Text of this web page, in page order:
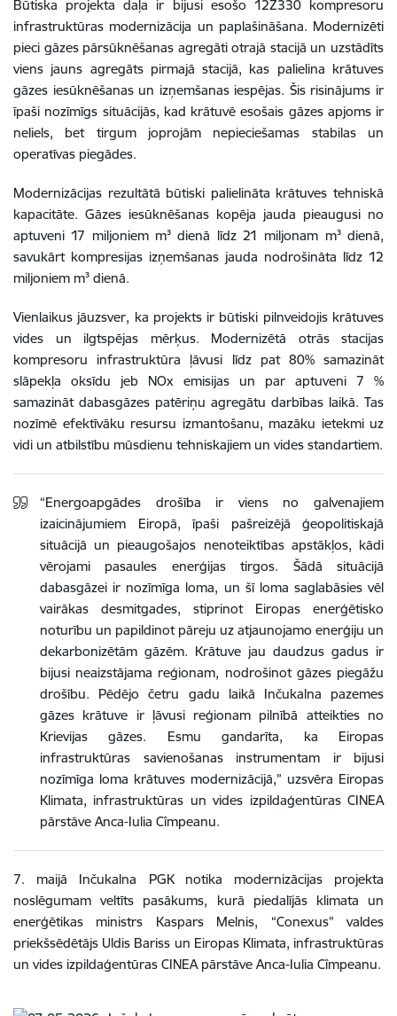
Būtiska projekta daļa ir bijusi esošo 12Z330 kompresoru
infrastruktūras modernizācija un paplašināšana. Modernizēti
pieci gāzes pārsūknēšanas agregāti otrajā stacijā un uzstādīts
viens jauns agregāts pirmajā stacijā, kas palielina krātuves
gāzes iesūknēšanas un izņemšanas iespējas. Šis risinājums ir
īpaši nozīmīgs situācijās, kad krātuvē esošais gāzes apjoms ir
neliels, bet tirgum joprojām nepieciešamas stabilas un
operatīvas piegādes.
Modernizācijas rezultātā būtiski palielināta krātuves tehniskā
kapacitāte. Gāzes iesūknēšanas kopēja jauda pieaugusi no
aptuveni 17 miljoniem m³ dienā līdz 21 miljonam m³ dienā,
savukārt kompresijas izņemšanas jauda nodrošināta līdz 12
miljoniem m³ dienā.
Vienlaikus jāuzsver, ka projekts ir būtiski pilnveidojis krātuves
vides un ilgtspējas mērķus. Modernizētā otrās stacijas
kompresoru infrastruktūra ļāvusi līdz pat 80% samazināt
slāpekļa oksīdu jeb NOx emisijas un par aptuveni 7 %
samazināt dabasgāzes patēriņu agregātu darbības laikā. Tas
nozīmē efektīvāku resursu izmantošanu, mazāku ietekmi uz
vidi un atbilstību mūsdienu tehniskajiem un vides standartiem.
“Energoapgādes drošība ir viens no galvenajiem
izaicinājumiem Eiropā, īpaši pašreizējā ģeopolitiskajā
situācijā un pieaugošajos nenoteiktības apstākļos, kādi
vērojami pasaules enerģijas tirgos. Šādā situācijā
dabasgāzei ir nozīmīga loma, un šī loma saglabāsies vēl
vairākas desmitgades, stiprinot Eiropas enerģētisko
noturību un papildinot pāreju uz atjaunojamo enerģiju un
dekarbonizētām gāzēm. Krātuve jau daudzus gadus ir
bijusi neaizstājama reģionam, nodrošinot gāzes piegāžu
drošību. Pēdējo četru gadu laikā Inčukalna pazemes
gāzes krātuve ir ļāvusi reģionam pilnībā atteikties no
Krievijas gāzes. Esmu gandarīta, ka Eiropas
infrastruktūras savienošanas instrumentam ir bijusi
nozīmīga loma krātuves modernizācijā,” uzsvēra Eiropas
Klimata, infrastruktūras un vides izpildaģentūras CINEA
pārstāve Anca-Iulia Cîmpeanu.
7. maijā Inčukalna PGK notika modernizācijas projekta
noslēgumam veltīts pasākums, kurā piedalījās klimata un
enerģētikas ministrs Kaspars Melnis, “Conexus” valdes
priekšsēdētājs Uldis Bariss un Eiropas Klimata, infrastruktūras
un vides izpildaģentūras CINEA pārstāve Anca-Iulia Cîmpeanu.